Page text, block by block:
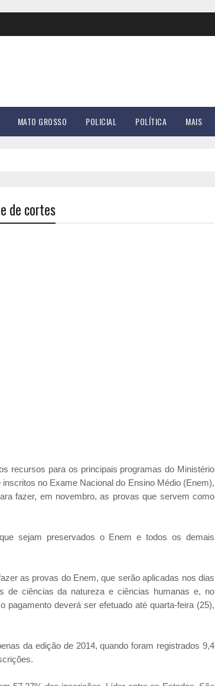
MATO GROSSO POLICIAL POLÍTICA MAIS
de cortes
recursos para os principais programas do Ministério
no Exame Nacional do Ensino Médio (Enem),
fazer, em novembro, as provas que servem como
sejam preservados o Enem e todos os demais
as provas do Enem, que serão aplicadas nos dias
ciências da natureza e ciências humanas e, no
deverá ser efetuado até quarta-feira (25),
da edição de 2014, quando foram registrados 9,4